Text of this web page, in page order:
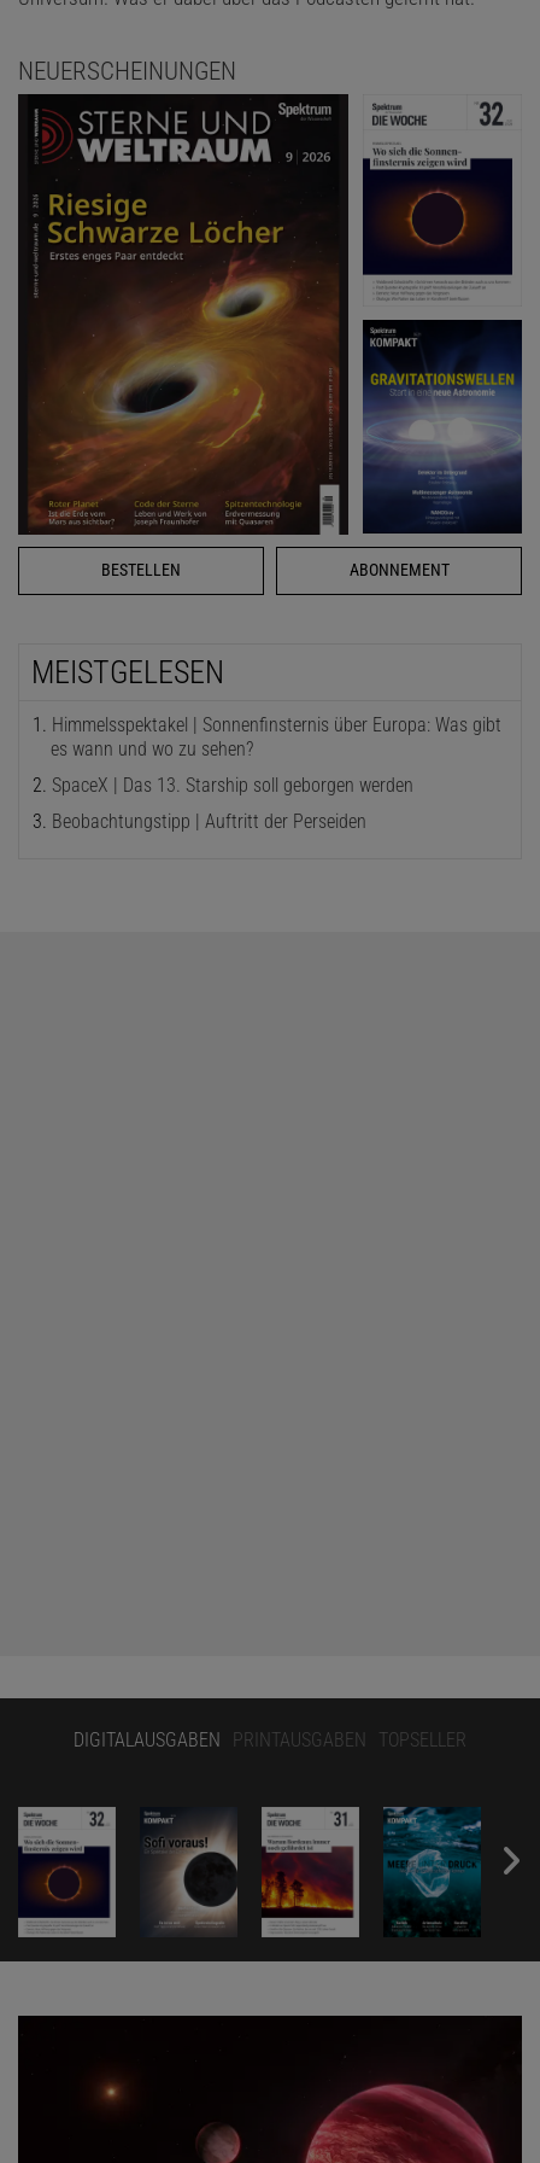
NEUERSCHEINUNGEN
BESTELLEN ABONNEMENT
MEISTGELESEN
Himmelsspektakel | Sonnenfinsternis über Europa: Was gibt
es wann und wo zu sehen?
SpaceX | Das 13. Starship soll geborgen werden
Beobachtungstipp | Auftritt der Perseiden
DIGITALAUSGABEN PRINTAUSGABEN TOPSELLER